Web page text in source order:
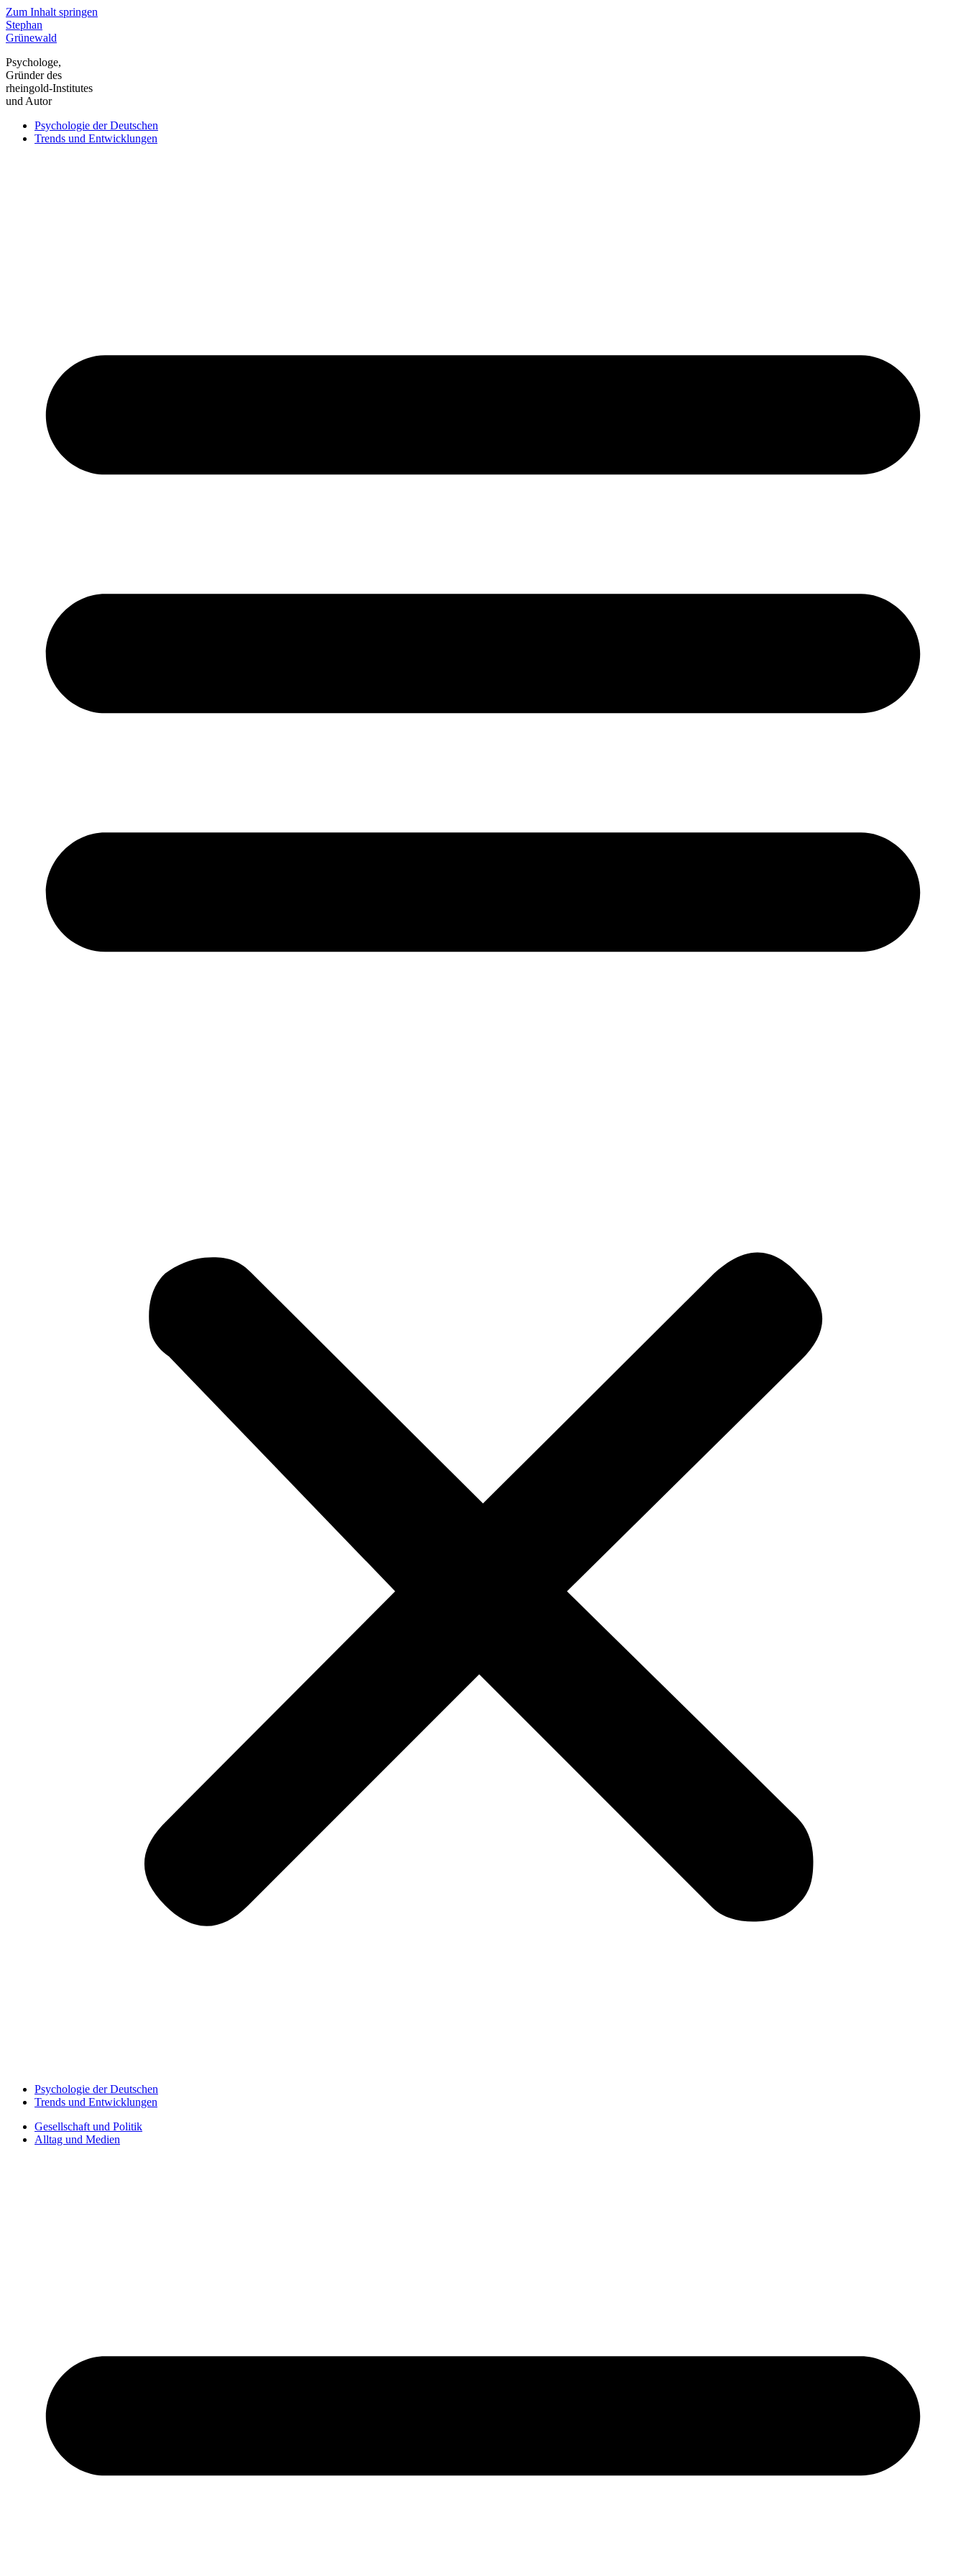
Zum Inhalt springen
Stephan
Grünewald
Psychologe,
Gründer des
rheingold-Institutes
und Autor
Psychologie der Deutschen
Trends und Entwicklungen
Psychologie der Deutschen
Trends und Entwicklungen
Gesellschaft und Politik
Alltag und Medien